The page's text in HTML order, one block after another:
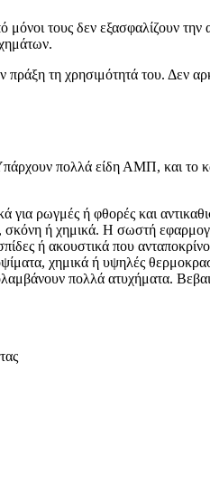
τους δεν εξασφαλίζουν
τη χρησιμότητά του. Δεν
πολλά είδη ΑΜΠ, και το
ρωγμές ή φθορές και
ή χημικά. Η σωστή
ή ακουστικά που
χημικά ή υψηλές
πολλά ατυχήματα.